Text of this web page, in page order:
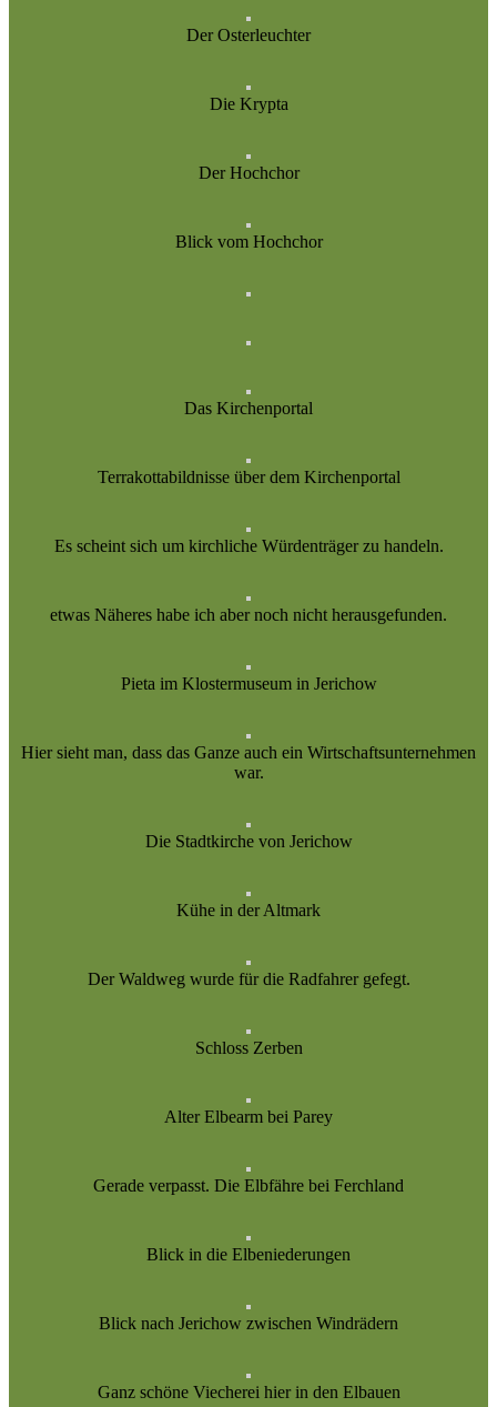
Der Osterleuchter
Die Krypta
Der Hochchor
Blick vom Hochchor
Das Kirchenportal
Terrakottabildnisse über dem Kirchenportal
Es scheint sich um kirchliche Würdenträger zu handeln.
etwas Näheres habe ich aber noch nicht herausgefunden.
Pieta im Klostermuseum in Jerichow
Hier sieht man, dass das Ganze auch ein Wirtschaftsunternehmen
war.
Die Stadtkirche von Jerichow
Kühe in der Altmark
Der Waldweg wurde für die Radfahrer gefegt.
Schloss Zerben
Alter Elbearm bei Parey
Gerade verpasst. Die Elbfähre bei Ferchland
Blick in die Elbeniederungen
Blick nach Jerichow zwischen Windrädern
Ganz schöne Viecherei hier in den Elbauen